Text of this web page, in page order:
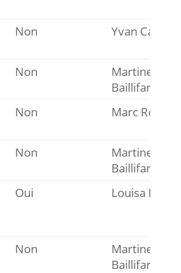
Non Yvan Carron
Non
Martine
Baillifard
Non Marc Rosset
Non
Martine
Baillifard
Oui Louisa
Non
Martine
Baillifard